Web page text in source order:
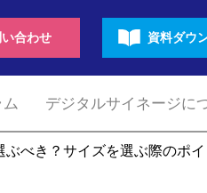
合わせ 資料ダウ
ム デジタルサイネージに
べき？サイズを選ぶ際のポ